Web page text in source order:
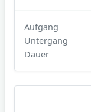
Aufgang
Untergang
Dauer